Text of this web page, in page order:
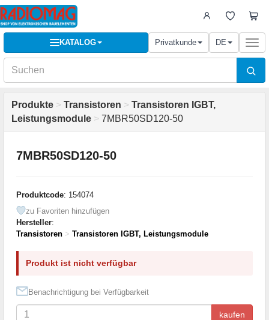
KATALOG Privatkunde DE
Produkte > Transistoren > Transistoren IGBT,
Leistungsmodule > 7MBR50SD120-50
7MBR50SD120-50
Produktcode: 154074
zu Favoriten hinzufügen
Hersteller:
Transistoren > Transistoren IGBT, Leistungsmodule
Produkt ist nicht verfügbar
Benachrichtigung bei Verfügbarkeit
kaufen